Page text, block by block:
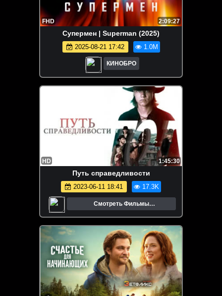
FHD 2:09:27
Супермен | Superman (2025)
2025-08-21 17:42 1.0M
КИНОБРО
HD 1:45:30
Путь справедливости
2023-06-11 18:41 17.3K
Смотреть Фильмы
Онлайн.Трейлеры.Кино.